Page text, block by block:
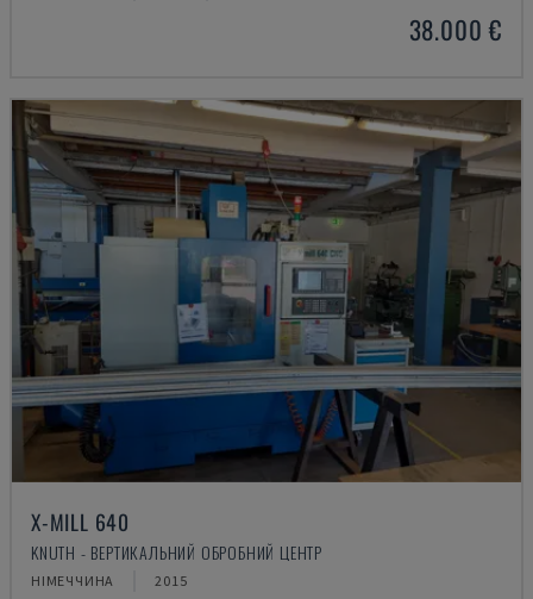
38.000 €
X-MILL 640
KNUTH - ВЕРТИКАЛЬНИЙ ОБРОБНИЙ ЦЕНТР
НІМЕЧЧИНА 2015